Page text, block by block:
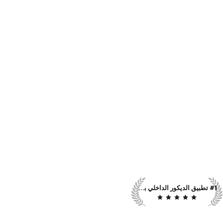
#1 تطبيق الديكور الداخلي بالذكاء الاصطناعي